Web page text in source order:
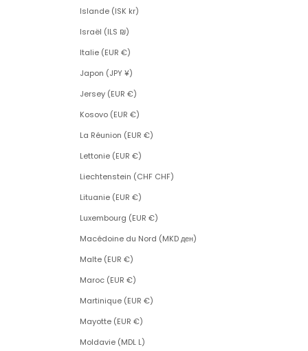
Islande (ISK kr)
Israël (ILS ₪)
Italie (EUR €)
Japon (JPY ¥)
Jersey (EUR €)
Kosovo (EUR €)
La Réunion (EUR €)
Lettonie (EUR €)
Liechtenstein (CHF CHF)
Lituanie (EUR €)
Luxembourg (EUR €)
Macédoine du Nord (MKD ден)
Malte (EUR €)
Maroc (EUR €)
Martinique (EUR €)
Mayotte (EUR €)
Moldavie (MDL L)